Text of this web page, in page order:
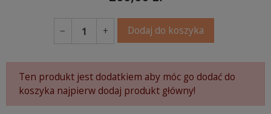
− + Dodaj do koszyka
Ten produkt jest dodatkiem aby móc go dodać do
koszyka najpierw dodaj produkt główny!